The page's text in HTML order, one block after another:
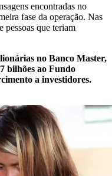
encontradas no
fase da operação. Nas
pessoas que teriam
no Banco Master,
bilhões ao Fundo
a investidores.